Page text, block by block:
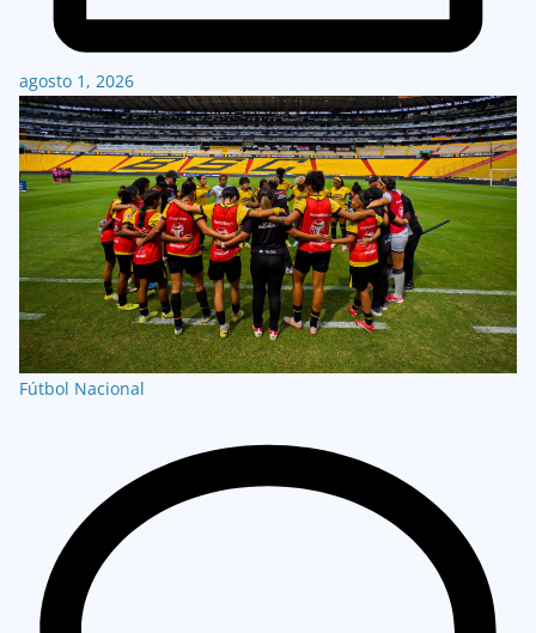
agosto 1, 2026
Fútbol Nacional